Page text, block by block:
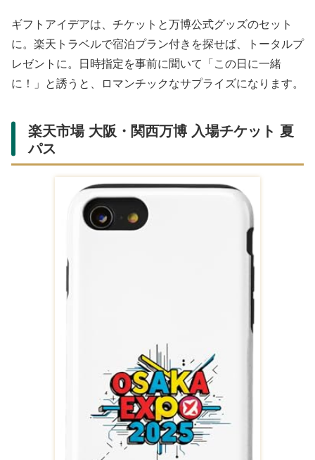
ギフトアイデアは、チケットと万博公式グッズのセット
に。楽天トラベルで宿泊プラン付きを探せば、トータルプ
レゼントに。日時指定を事前に聞いて「この日に一緒
に！」と誘うと、ロマンチックなサプライズになります。
楽天市場 大阪・関西万博 入場チケット 夏
パス